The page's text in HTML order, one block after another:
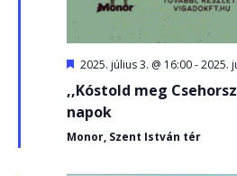
Kiemelt
2025. július 3. @ 16:00-2025.
,,Kóstold meg
napok
Monor, Szent István tér